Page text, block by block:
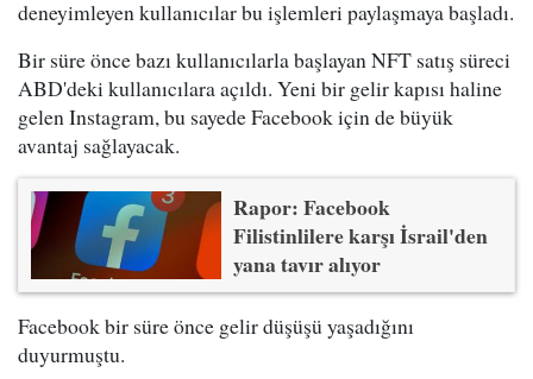
deneyimleyen kullanıcılar bu işlemleri paylaşmaya başladı.
Bir süre önce bazı kullanıcılarla başlayan NFT satış süreci
ABD'deki kullanıcılara açıldı. Yeni bir gelir kapısı haline
gelen Instagram, bu sayede Facebook için de büyük
avantaj sağlayacak.
Rapor: Facebook
Filistinlilere karşı İsrail'den
yana tavır alıyor
Facebook bir süre önce gelir düşüşü yaşadığını
duyurmuştu.